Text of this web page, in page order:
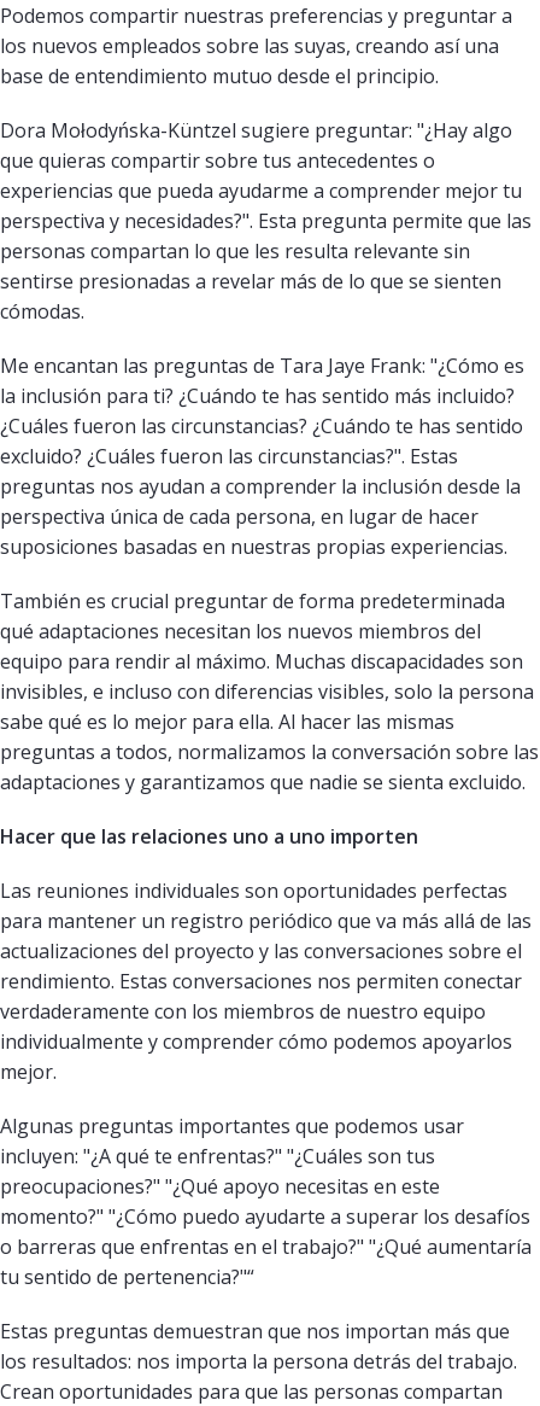
Podemos compartir nuestras preferencias y preguntar a
los nuevos empleados sobre las suyas, creando así una
base de entendimiento mutuo desde el principio.
Dora Mołodyńska-Küntzel sugiere preguntar: "¿Hay algo
que quieras compartir sobre tus antecedentes o
experiencias que pueda ayudarme a comprender mejor tu
perspectiva y necesidades?". Esta pregunta permite que las
personas compartan lo que les resulta relevante sin
sentirse presionadas a revelar más de lo que se sienten
cómodas.
Me encantan las preguntas de Tara Jaye Frank: "¿Cómo es
la inclusión para ti? ¿Cuándo te has sentido más incluido?
¿Cuáles fueron las circunstancias? ¿Cuándo te has sentido
excluido? ¿Cuáles fueron las circunstancias?". Estas
preguntas nos ayudan a comprender la inclusión desde la
perspectiva única de cada persona, en lugar de hacer
suposiciones basadas en nuestras propias experiencias.
También es crucial preguntar de forma predeterminada
qué adaptaciones necesitan los nuevos miembros del
equipo para rendir al máximo. Muchas discapacidades son
invisibles, e incluso con diferencias visibles, solo la persona
sabe qué es lo mejor para ella. Al hacer las mismas
preguntas a todos, normalizamos la conversación sobre las
adaptaciones y garantizamos que nadie se sienta excluido.
Hacer que las relaciones uno a uno importen
Las reuniones individuales son oportunidades perfectas
para mantener un registro periódico que va más allá de las
actualizaciones del proyecto y las conversaciones sobre el
rendimiento. Estas conversaciones nos permiten conectar
verdaderamente con los miembros de nuestro equipo
individualmente y comprender cómo podemos apoyarlos
mejor.
Algunas preguntas importantes que podemos usar
incluyen: "¿A qué te enfrentas?" "¿Cuáles son tus
preocupaciones?" "¿Qué apoyo necesitas en este
momento?" "¿Cómo puedo ayudarte a superar los desafíos
o barreras que enfrentas en el trabajo?" "¿Qué aumentaría
tu sentido de pertenencia?"“
Estas preguntas demuestran que nos importan más que
los resultados: nos importa la persona detrás del trabajo.
Crean oportunidades para que las personas compartan